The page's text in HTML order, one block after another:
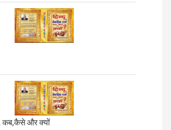
कब,कैसे और क्यों